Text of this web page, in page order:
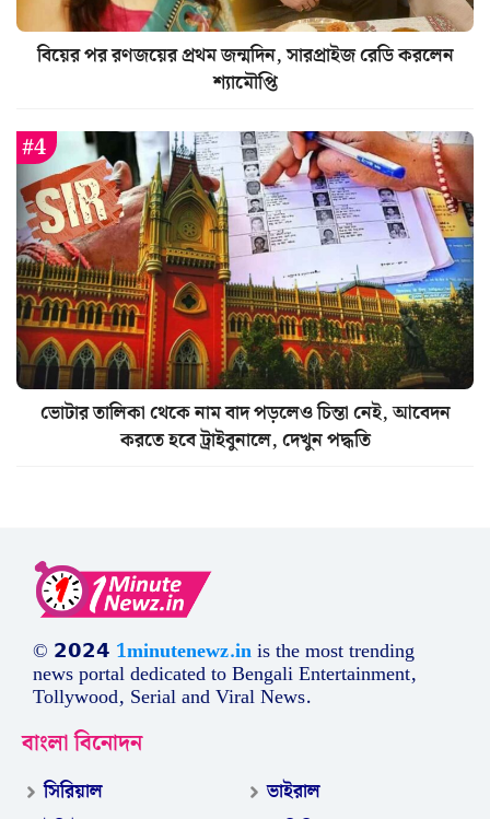
বিয়ের পর রণজয়ের প্রথম জন্মদিন, সারপ্রাইজ রেডি করলেন
শ্যামৌপ্তি
ভোটার তালিকা থেকে নাম বাদ পড়লেও চিন্তা নেই, আবেদন
করতে হবে ট্রাইবুনালে, দেখুন পদ্ধতি
© 𝟮𝟬𝟮𝟰 1minutenewz.inis the most trending
news portal dedicated to Bengali Entertainment,
Tollywood, Serial and Viral News.
বাংলা বিনোদন
সিরিয়াল
ভাইরাল